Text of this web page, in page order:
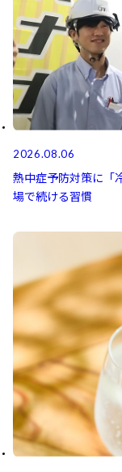
2026.08.06
熱中症予防対策に「
場で続ける習慣